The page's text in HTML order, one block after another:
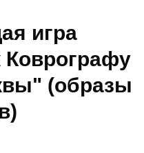
игра
Коврографу
(образы